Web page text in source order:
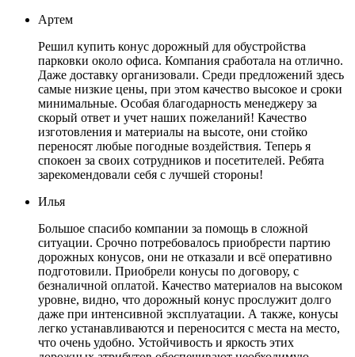
Артем
Решил купить конус дорожный для обустройства
парковки около офиса. Компания сработала на отлично.
Даже доставку организовали. Среди предложений здесь
самые низкие цены, при этом качество высокое и сроки
минимальные. Особая благодарность менеджеру за
скорый ответ и учет наших пожеланий! Качество
изготовления и материалы на высоте, они стойко
переносят любые погодные воздействия. Теперь я
спокоен за своих сотрудников и посетителей. Ребята
зарекомендовали себя с лучшей стороны!
Илья
Большое спасибо компании за помощь в сложной
ситуации. Срочно потребовалось приобрести партию
дорожных конусов, они не отказали и всё оперативно
подготовили. Приобрели конусы по договору, с
безналичной оплатой. Качество материалов на высоком
уровне, видно, что дорожный конус прослужит долго
даже при интенсивной эксплуатации. А также, конусы
легко устанавливаются и переносится с места на место,
что очень удобно. Устойчивость и яркость этих